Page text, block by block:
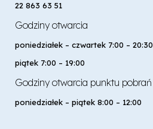
22 863 63 51
Godziny otwarcia
poniedziałek – czwartek 7:00 – 20:30
piątek 7:00 – 19:00
Godziny otwarcia punktu pobrań
poniedziałek – piątek 8:00 – 12:00